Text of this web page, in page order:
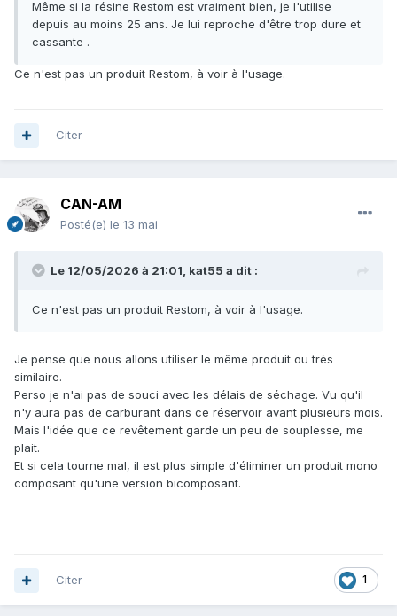
Même si la résine Restom est vraiment bien, je l'utilise
depuis au moins 25 ans. Je lui reproche d'être trop dure et
cassante .
Ce n'est pas un produit Restom, à voir à l'usage.
Citer
CAN-AM
Posté(e) le 13 mai
Le 12/05/2026 à 21:01, kat55 a dit :
Ce n'est pas un produit Restom, à voir à l'usage.
Je pense que nous allons utiliser le même produit ou très
similaire.
Perso je n'ai pas de souci avec les délais de séchage. Vu qu'il
n'y aura pas de carburant dans ce réservoir avant plusieurs mois.
Mais l'idée que ce revêtement garde un peu de souplesse, me
plait.
Et si cela tourne mal, il est plus simple d'éliminer un produit mono
composant qu'une version bicomposant.
1
Citer